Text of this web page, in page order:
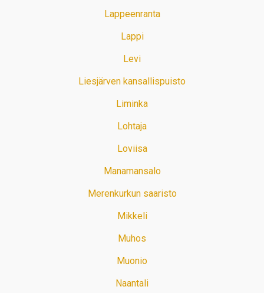
Lappeenranta
Lappi
Levi
Liesjärven kansallispuisto
Liminka
Lohtaja
Loviisa
Manamansalo
Merenkurkun saaristo
Mikkeli
Muhos
Muonio
Naantali